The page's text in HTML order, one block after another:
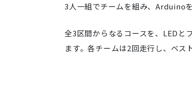
3人一組でチームを組み、Arduino
全3区間からなるコースを、LEDと
ます。各チームは2回走行し、ベス